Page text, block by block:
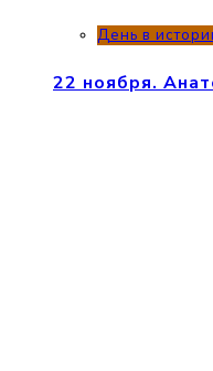
День в
22 ноября.